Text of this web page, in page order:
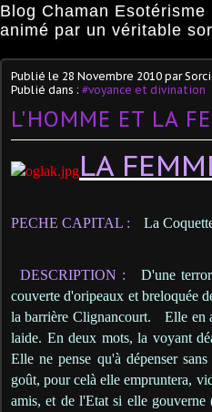
Blog Chaman
animé par un véritable
Publié le 28 Novembre 2010 par
Publié dans : #voyance et divination
L'HOMME ET LA
LA
PECHE CAPITAL : La
DESCRIPTION :
D'une
couverte d'oripeaux et breloquée
la barrière Clignancourt.
Elle en
laide. En deux mots, la voyant
Elle ne pense qu'à dépenser
goût, pour celà elle empruntera,
amis, et de l'Etat si elle